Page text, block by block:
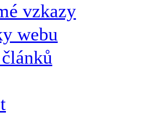
vzkazy
webu